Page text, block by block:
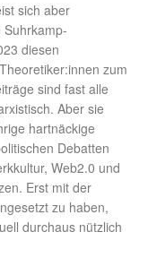
sich aber
diesen
zum
sind fast alle
Aber sie
hartnäckige
Debatten
Web2.0 und
Erst mit der
zu haben,
durchaus nützlich